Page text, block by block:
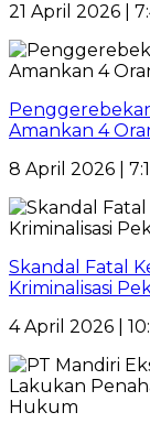
21 April 2026 |
Amankan 4
8 April 2026 |
Skandal Fatal
Kriminalisasi
4 April 2026 |